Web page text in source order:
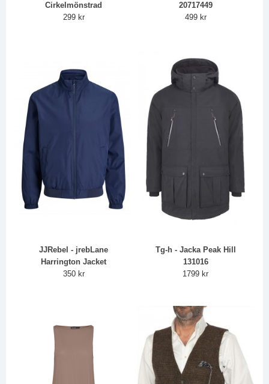
Cirkelmönstrad
299 kr
20717449
499 kr
JJRebel - jrebLane
Harrington Jacket
350 kr
Tg-h - Jacka Peak Hill
131016
1799 kr